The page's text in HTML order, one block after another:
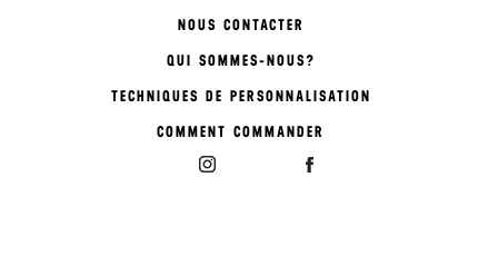
NOUS CONTACTER
QUI SOMMES-NOUS?
TECHNIQUES DE PERSONNALISATION
COMMENT COMMANDER